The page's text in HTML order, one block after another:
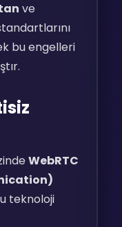
ve
bu engelleri
WebRTC
teknoloji